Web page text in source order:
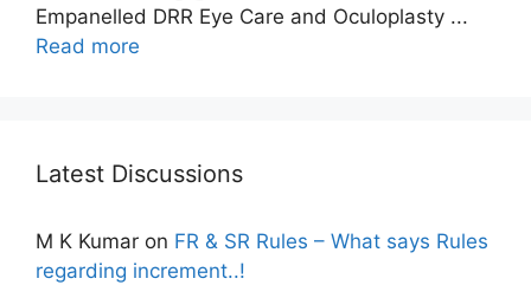
Empanelled DRR Eye Care and Oculoplasty ...
Read more
Latest Discussions
M K Kumar on FR & SR Rules – What says Rules
regarding increment..!